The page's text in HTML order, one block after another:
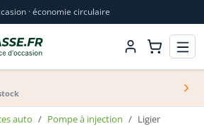
· économie circulaire
auto Pompe à injection Ligier